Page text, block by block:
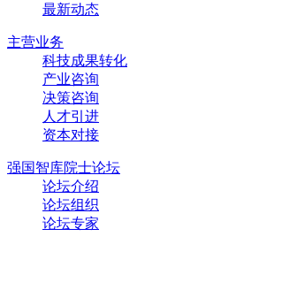
最新动态
主营业务
科技成果转化
产业咨询
决策咨询
人才引进
资本对接
强国智库院士论坛
论坛介绍
论坛组织
论坛专家